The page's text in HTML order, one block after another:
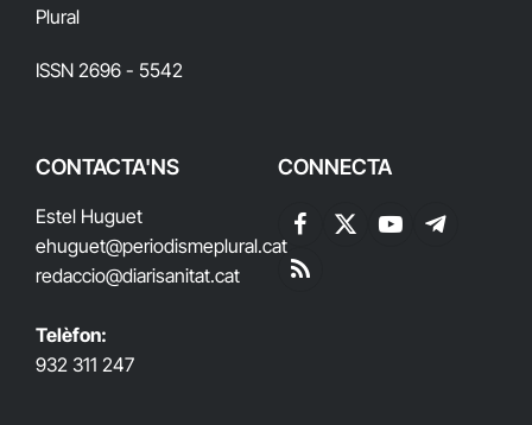
Plural
ISSN 2696 - 5542
CONTACTA'NS
Estel Huguet
ehuguet@periodismeplural.cat
redaccio@diarisanitat.cat
Telèfon:
932 311 247
CONNECTA
Facebook
X
YouTubeTelegram
RSS